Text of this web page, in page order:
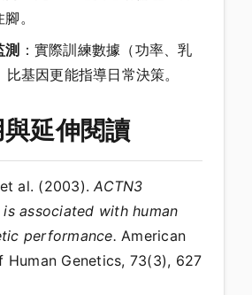
。
：實際訓練數據（功率、乳
基因更能指導日常決策。
延伸閱讀
et al. (2003).ACTN3
associated with human
performance. American
Human Genetics, 73(3), 627